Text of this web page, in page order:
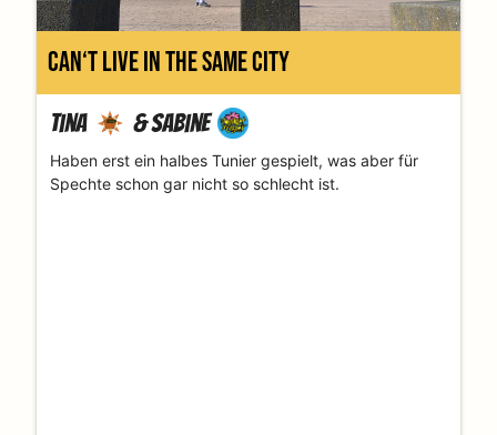
can‘t live in the same city
Tina &Sabine
Haben erst ein halbes Tunier gespielt, was aber für
Spechte schon gar nicht so schlecht ist.